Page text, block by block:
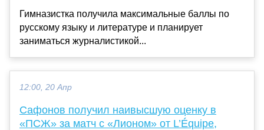
Гимназистка получила максимальные баллы по
русскому языку и литературе и планирует
заниматься журналистикой...
12:00, 20 Апр
Сафонов получил наивысшую оценку в
«ПСЖ» за матч с «Лионом» от L’Équipe,